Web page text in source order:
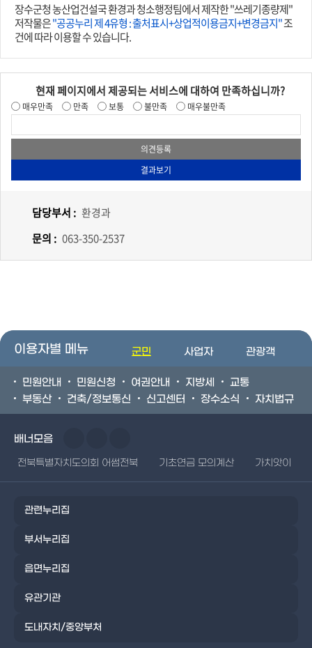
장수군청 농산업건설국 환경과 청소행정팀에서 제작한 "쓰레기종량제"
저작물은"공공누리 제 4유형 : 출처표시+상업적이용금지+변경금지"조
건에 따라 이용할 수 있습니다.
현재 페이지에서 제공되는 서비스에 대하여 만족하십니까?
매우만족 만족 보통 불만족 매우불만족
담당부서 : 환경과
문의 : 063-350-2537
이용자별 메뉴 군민 사업자 관광객
민원안내 민원신청 여권안내 지방세
교통
부동산
건축/정보통신 신고센터 장수소식 자치법규
배너모음
전북특별자치도의회 어썸전북 기초연금 모의계산 가치앗이
관련누리집
부서누리집
읍면누리집
유관기관
도내자치/중앙부처